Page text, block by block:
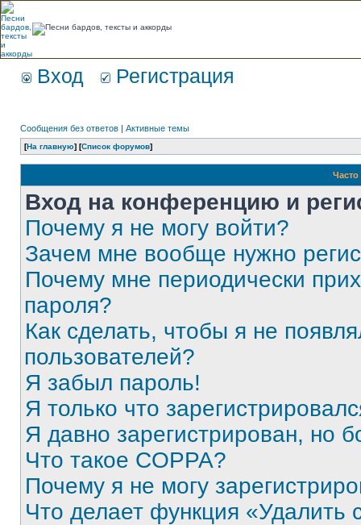
Вход Регистрация
Сообщения без ответов | Активные темы
[На главную] [Список форумов]
Вход на конференцию и
Почему я не могу войти?
Зачем мне вообще нужно
Почему мне периодически
пароля?
Как сделать, чтобы я не
пользователей?
Я забыл пароль!
Я только что
Я давно зарегистрирован, но
Что такое COPPA?
Почему я не могу
Что делает функция «Удалить